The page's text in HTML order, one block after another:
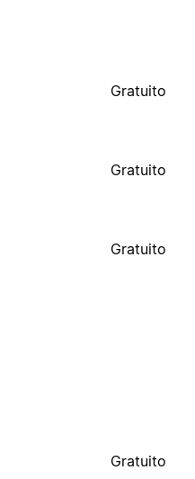
Gratuito
Gratuito
Gratuito
Gratuito